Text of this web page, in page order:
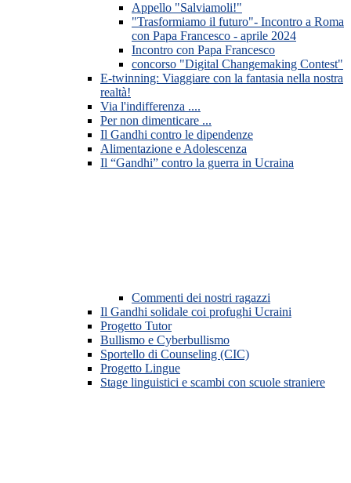
Appello "Salviamoli!"
"Trasformiamo il futuro"- Incontro a Roma
con Papa Francesco - aprile 2024
Incontro con Papa Francesco
concorso "Digital Changemaking Contest"
E-twinning: Viaggiare con la fantasia nella nostra
realtà!
Via l'indifferenza ....
Per non dimenticare ...
Il Gandhi contro le dipendenze
Alimentazione e Adolescenza
Il “Gandhi” contro la guerra in Ucraina
Commenti dei nostri ragazzi
Il Gandhi solidale coi profughi Ucraini
Progetto Tutor
Bullismo e Cyberbullismo
Sportello di Counseling (CIC)
Progetto Lingue
Stage linguistici e scambi con scuole straniere